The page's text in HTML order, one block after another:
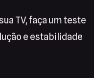
TV, faça um teste
e estabilidade